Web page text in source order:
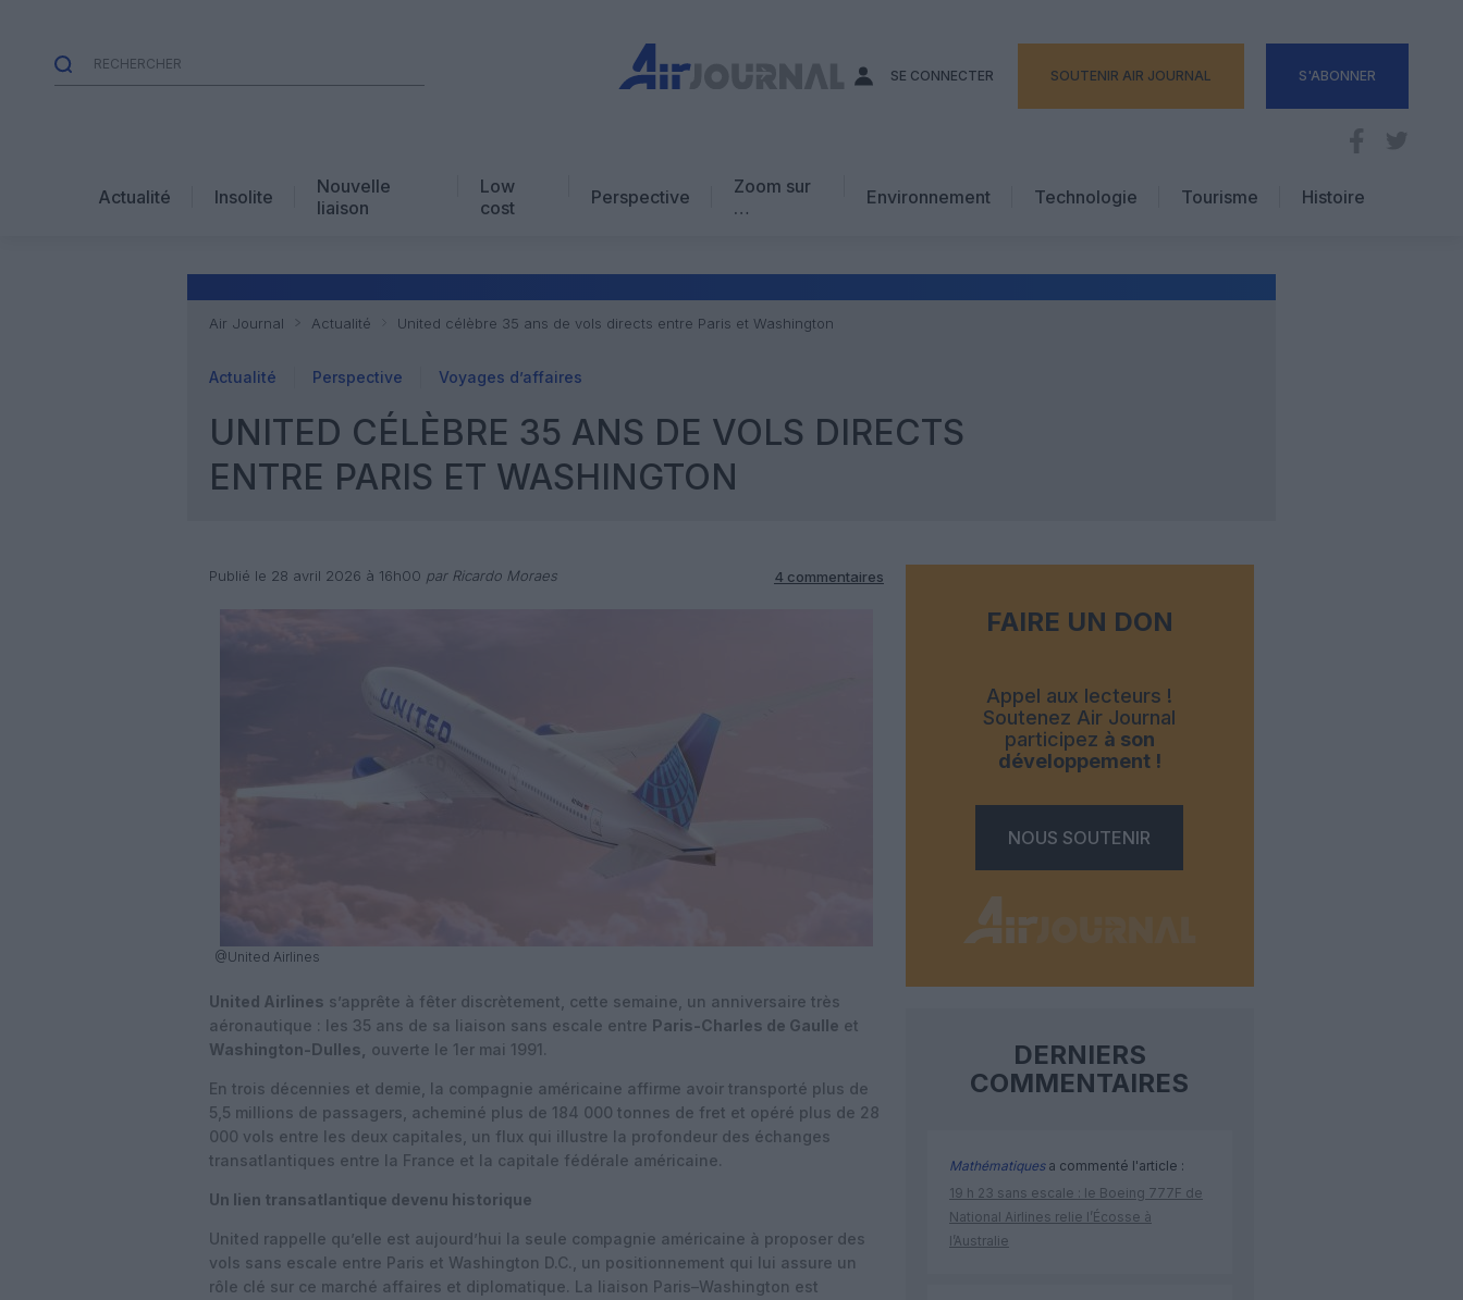
SE CONNECTER SOUTENIR AIR JOURNAL S'ABONNER
Actualité Insolite
Nouvelle
liaison
Low
cost
Perspective
Zoom sur
…
Avis d’expert
Environnement Technologie
Tourisme
Hôtellerie
Histoire
Air Journal Actualité United célèbre 35 ans de vols directs entre Paris et Washington
Actualité Perspective Voyages d’affaires
UNITED CÉLÈBRE 35 ANS DE VOLS DIRECTS
ENTRE PARIS ET WASHINGTON
Publié le 28 avril 2026 à 16h00 par Ricardo Moraes 4 commentaires
@United Airlines
United Airlines s’apprête à fêter discrètement, cette semaine, un anniversaire très
aéronautique : les 35 ans de sa liaison sans escale entre Paris-Charles de Gaulle et
Washington-Dulles,
ouverte le 1er mai 1991.
En trois décennies et demie, la compagnie américaine affirme avoir transporté plus de
5,5 millions de passagers, acheminé plus de 184 000 tonnes de fret et opéré plus de 28
000 vols entre les deux capitales, un flux qui illustre la profondeur des échanges
transatlantiques entre la France et la capitale fédérale américaine.
Un lien transatlantique devenu historique
United rappelle qu’elle est aujourd’hui la seule compagnie américaine à proposer des
vols sans escale entre Paris et Washington D.C., un positionnement qui lui assure un
rôle clé sur ce marché affaires et diplomatique. La liaison Paris–Washington est
FAIRE UN DON
Appel aux lecteurs !
Soutenez Air Journal
participez à son
développement !
NOUS SOUTENIR
DERNIERS
COMMENTAIRES
Mathématiquesa commenté l'article :
19 h 23 sans escale : le Boeing 777F de
National Airlines relie l’Écosse à
l’Australie